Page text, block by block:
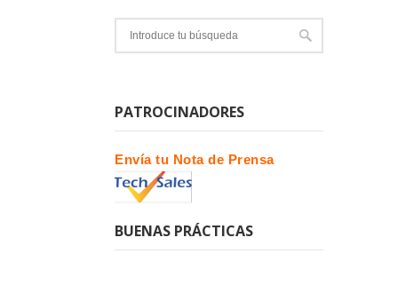
PATROCINADORES
Envía tu Nota de Prensa
BUENAS PRÁCTICAS